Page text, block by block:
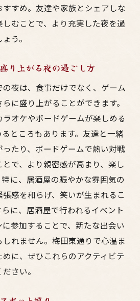
すめ。友達や家族とシェアしな
むことで、より充実した夜を過
う。
り上がる夜の過ごし方
夜は、食事だけでなく、ゲーム
に盛り上がることができます。
オケやボードゲームが楽しめる
ところもあります。友達と一緒
たり、ボードゲームで熱い対戦
で、より親密感が高まり、楽し
に、居酒屋の賑やかな雰囲気の
感を和らげ、笑いが生まれるこ
に、居酒屋で行われるイベント
参加することで、新たな出会い
れません。梅田東通りで心温ま
に、ぜひこれらのアクティビテ
さい。